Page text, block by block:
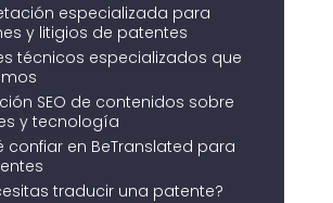
especializada para
y litigios de patentes
técnicos especializados que
SEO de contenidos sobre
y tecnología
confiar en BeTranslated para
traducir una patente?